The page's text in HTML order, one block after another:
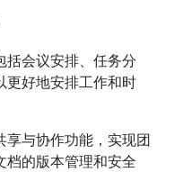
括会议安排、任务分
更好地安排工作和时
享与协作功能，实现团
档的版本管理和安全